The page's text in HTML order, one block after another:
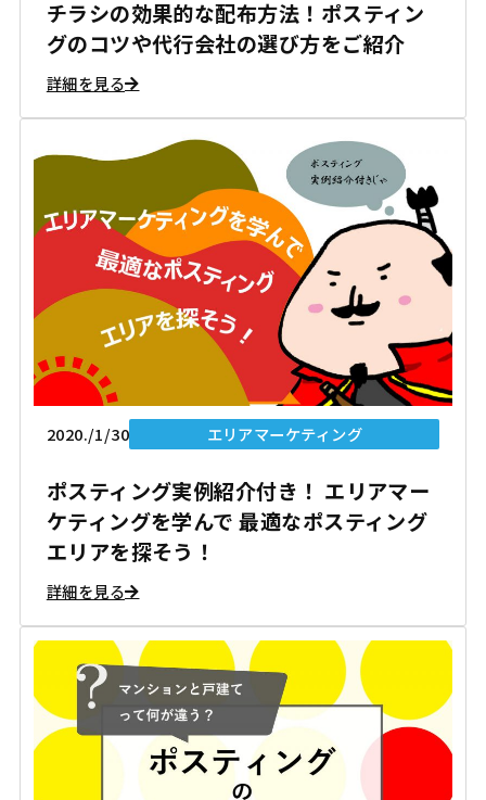
チラシの効果的な配布方法！ポスティン
グのコツや代行会社の選び方をご紹介
詳細を見る
2020./1/30 エリアマーケティング
ポスティング実例紹介付き！ エリアマー
ケティングを学んで 最適なポスティング
エリアを探そう！
詳細を見る